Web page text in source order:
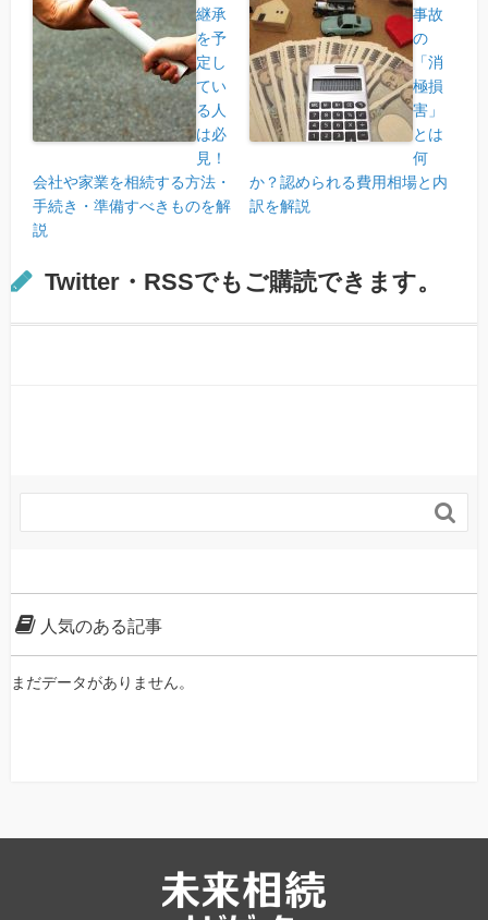
継承
を予
定し
てい
る人
は必
見！
会社や家業を相続する方法・
手続き・準備すべきものを解
説
事故
の
「消
極損
害」
とは
何
か？認められる費用相場と内
訳を解説
Twitter・RSSでもご購読できます。

人気のある記事
まだデータがありません。